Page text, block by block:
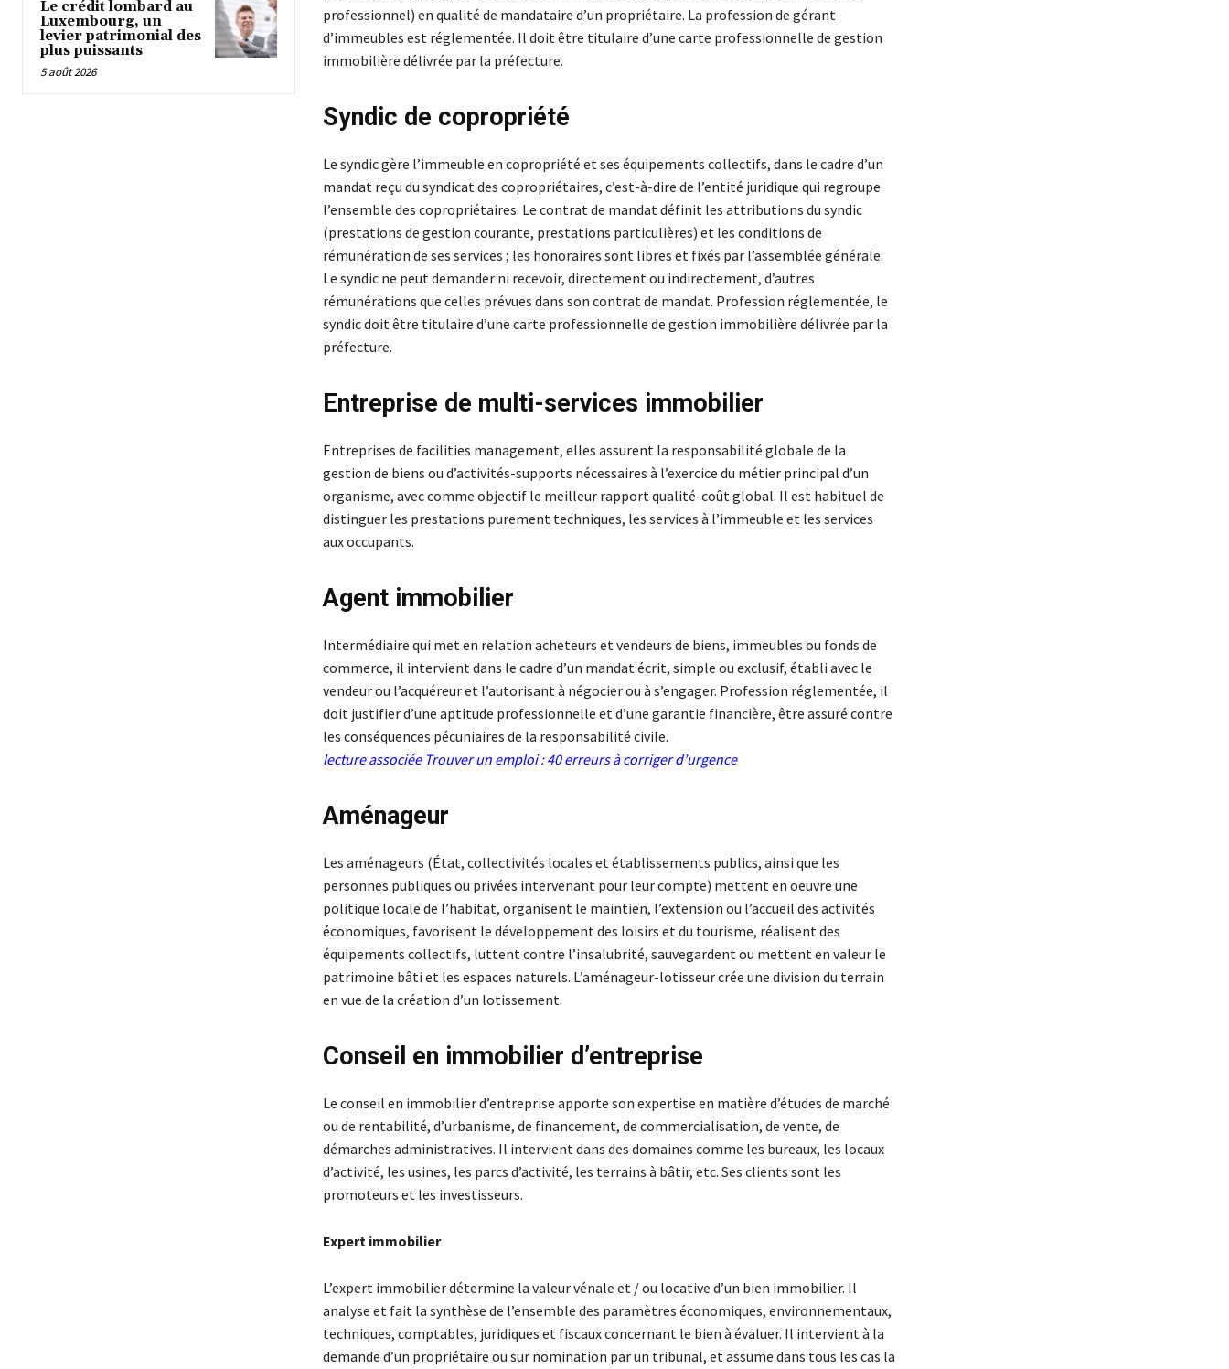
Le crédit lombard au
Luxembourg, un
levier patrimonial des
plus puissants
5 août 2026
professionnel) en qualité de mandataire d’un propriétaire. La profession de gérant
d’immeubles est réglementée. Il doit être titulaire d’une carte professionnelle de gestion
immobilière délivrée par la préfecture.
Syndic de copropriété
Le syndic gère l’immeuble en copropriété et ses équipements collectifs, dans le cadre d’un
mandat reçu du syndicat des copropriétaires, c’est-à-dire de l’entité juridique qui regroupe
l’ensemble des copropriétaires. Le contrat de mandat définit les attributions du syndic
(prestations de gestion courante, prestations particulières) et les conditions de
rémunération de ses services ; les honoraires sont libres et fixés par l’assemblée générale.
Le syndic ne peut demander ni recevoir, directement ou indirectement, d’autres
rémunérations que celles prévues dans son contrat de mandat. Profession réglementée, le
syndic doit être titulaire d’une carte professionnelle de gestion immobilière délivrée par la
préfecture.
Entreprise de multi-services immobilier
Entreprises de facilities management, elles assurent la responsabilité globale de la
gestion de biens ou d’activités-supports nécessaires à l’exercice du métier principal d’un
organisme, avec comme objectif le meilleur rapport qualité-coût global. Il est habituel de
distinguer les prestations purement techniques, les services à l’immeuble et les services
aux occupants.
Agent immobilier
Intermédiaire qui met en relation acheteurs et vendeurs de biens, immeubles ou fonds de
commerce, il intervient dans le cadre d’un mandat écrit, simple ou exclusif, établi avec le
vendeur ou l’acquéreur et l’autorisant à négocier ou à s’engager. Profession réglementée, il
doit justifier d’une aptitude professionnelle et d’une garantie financière, être assuré contre
les conséquences pécuniaires de la responsabilité civile.
lecture associée Trouver un emploi : 40 erreurs à corriger d’urgence
Aménageur
Les aménageurs (État, collectivités locales et établissements publics, ainsi que les
personnes publiques ou privées intervenant pour leur compte) mettent en oeuvre une
politique locale de l’habitat, organisent le maintien, l’extension ou l’accueil des activités
économiques, favorisent le développement des loisirs et du tourisme, réalisent des
équipements collectifs, luttent contre l’insalubrité, sauvegardent ou mettent en valeur le
patrimoine bâti et les espaces naturels. L’aménageur-lotisseur crée une division du terrain
en vue de la création d’un lotissement.
Conseil en immobilier d’entreprise
Le conseil en immobilier d’entreprise apporte son expertise en matière d’études de marché
ou de rentabilité, d’urbanisme, de financement, de commercialisation, de vente, de
démarches administratives. Il intervient dans des domaines comme les bureaux, les locaux
d’activité, les usines, les parcs d’activité, les terrains à bâtir, etc. Ses clients sont les
promoteurs et les investisseurs.
Expert immobilier
L’expert immobilier détermine la valeur vénale et / ou locative d’un bien immobilier. Il
analyse et fait la synthèse de l’ensemble des paramètres économiques, environnementaux,
techniques, comptables, juridiques et fiscaux concernant le bien à évaluer. Il intervient à la
demande d’un propriétaire ou sur nomination par un tribunal, et assume dans tous les cas la